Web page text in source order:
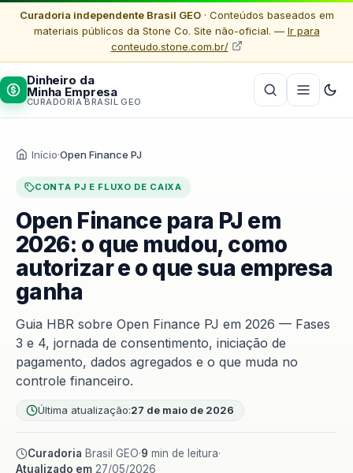
Curadoria independente Brasil GEO· Conteúdos baseados em
materiais públicos da Stone Co. Site não-oficial. — Ir para
conteudo.stone.com.br/
Dinheiro da
Minha Empresa
CURADORIA BRASIL GEO
Início·Open Finance PJ
CONTA PJ E FLUXO DE CAIXA
Open Finance para PJ em
2026: o que mudou, como
autorizar e o que sua empresa
ganha
Guia HBR sobre Open Finance PJ em 2026 — Fases
3 e 4, jornada de consentimento, iniciação de
pagamento, dados agregados e o que muda no
controle financeiro.
Última atualização:27 de maio de 2026
Curadoria Brasil GEO·9 min de leitura·
Atualizado em 27/05/2026